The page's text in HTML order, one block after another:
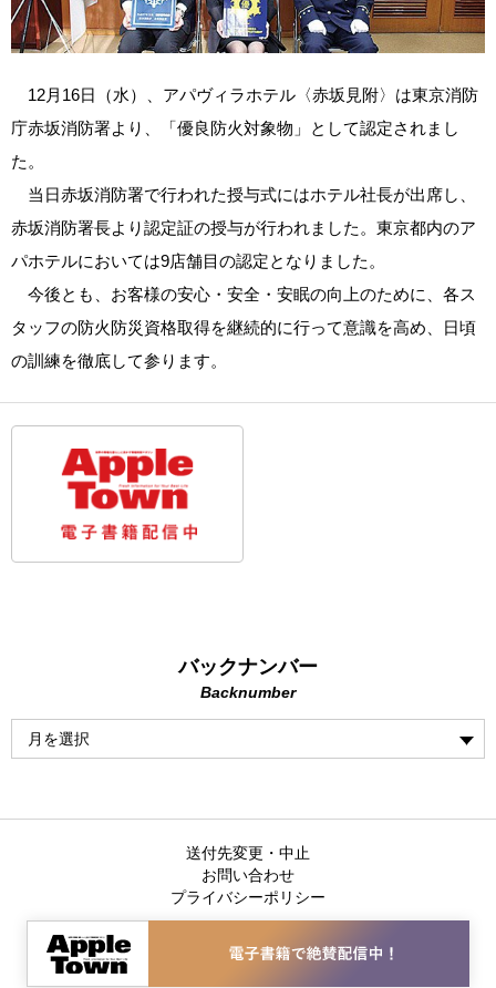
12月16日（水）、アパヴィラホテル〈赤坂見附〉は東京消防
庁赤坂消防署より、「優良防火対象物」として認定されまし
た。
当日赤坂消防署で行われた授与式にはホテル社長が出席し、
赤坂消防署長より認定証の授与が行われました。東京都内のア
パホテルにおいては9店舗目の認定となりました。
今後とも、お客様の安心・安全・安眠の向上のために、各ス
タッフの防火防災資格取得を継続的に行って意識を高め、日頃
の訓練を徹底して参ります。
バックナンバー
Backnumber
送付先変更・中止
お問い合わせ
プライバシーポリシー